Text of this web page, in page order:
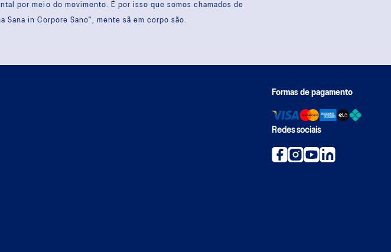
por meio do movimento. É por isso que somos chamados de
Sana in Corpore Sano", mente sã em corpo são.
Formas de pagamento
Redes sociais